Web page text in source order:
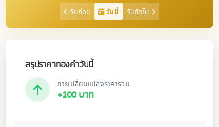
วันก่อน วันนี้ วันถัดไป
สรุปราคาทองคำวันนี้
การเปลี่ยนแปลงราคารวม
+100 บาท